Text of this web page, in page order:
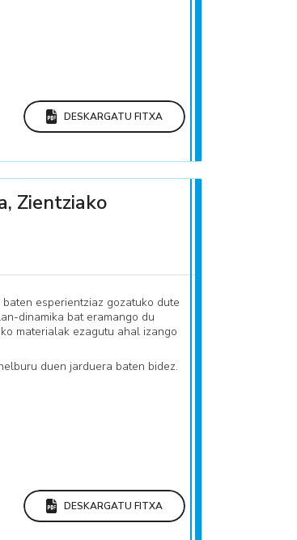
DESKARGATU FITXA
Zientziako
esperientziaz gozatuko dute
dinamika bat eramango du
materialak ezagutu ahal izango
duen jarduera baten bidez.
DESKARGATU FITXA